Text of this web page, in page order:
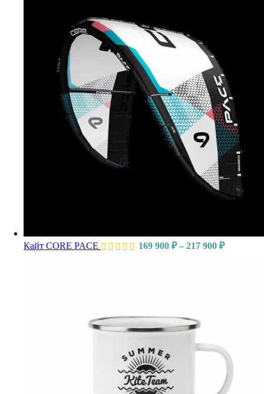
Кайт CORE PACE 169 900 ₽ – 217 900 ₽